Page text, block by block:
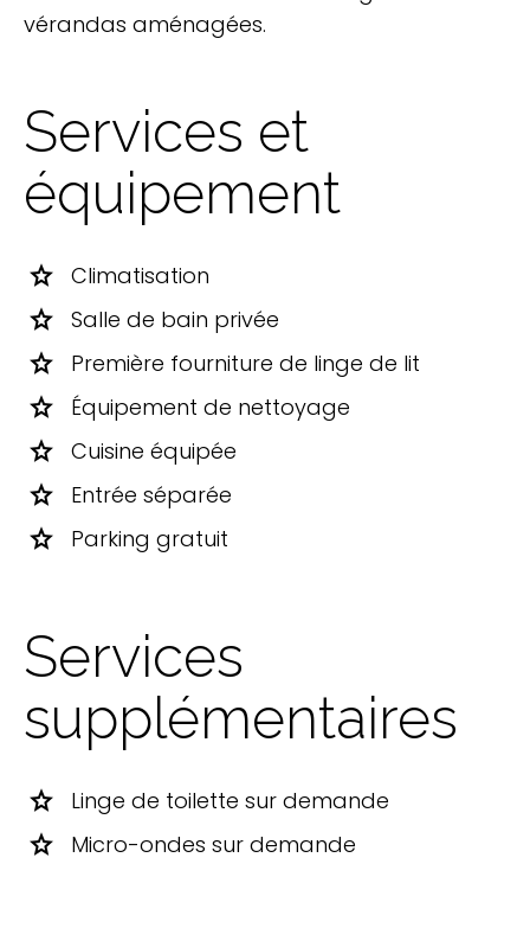
vérandas aménagées.
Services et
équipement
star Climatisation
star Salle de bain privée
star Première fourniture de linge de lit
star Équipement de nettoyage
star Cuisine équipée
star Entrée séparée
star Parking gratuit
Services
supplémentaires
star Linge de toilette sur demande
star Micro-ondes sur demande